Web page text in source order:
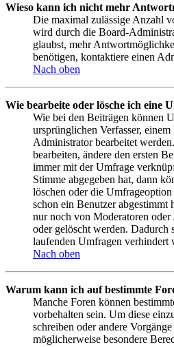
Wieso kann ich nicht mehr
Die maximal zulässige Anzahl
wird durch die Board-
glaubst, mehr
benötigen, kontaktiere einen
Nach oben
Wie bearbeite oder lösche ich eine
Wie bei den Beiträgen können
ursprünglichen Verfasser,
Administrator bearbeitet
bearbeiten, ändere den ersten
immer mit der Umfrage
Stimme abgegeben hat, dann
löschen oder die
schon ein Benutzer abgestimmt
nur noch von Moderatoren
oder gelöscht werden.
laufenden Umfragen verhindert
Nach oben
Warum kann ich auf bestimmte
Manche Foren können
vorbehalten sein. Um diese
schreiben oder andere
möglicherweise besondere